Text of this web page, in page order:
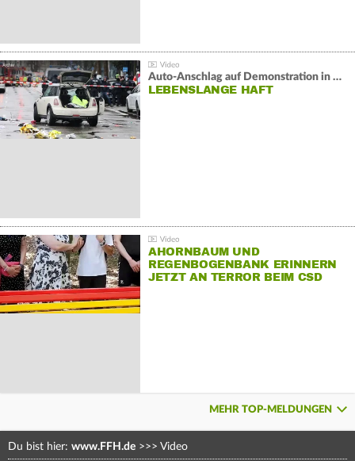
Auto-Anschlag auf Demonstration in München:
LEBENSLANGE HAFT
AHORNBAUM UND
REGENBOGENBANK ERINNERN
JETZT AN TERROR BEIM CSD
MEHR TOP-MELDUNGEN
Du bist hier: www.FFH.de >>> Video